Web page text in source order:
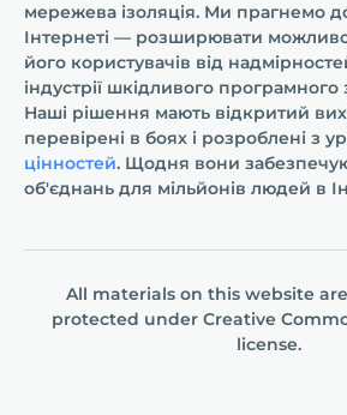
мережева ізоляція. Ми прагнемо
Інтернеті — розширювати
його користувачів від
індустрії шкідливого
Наші рішення мають відкритий
перевірені в боях і розроблені з
цінностей. Щодня вони
об'єднань для мільйонів людей в
All materials on this website
protected under Creative
license.